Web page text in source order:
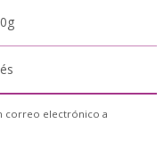
correo electrónico a